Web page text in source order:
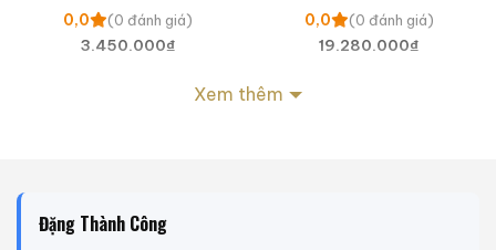
0,0 (0 đánh giá)
3.450.000₫
Hotline
0,0 (0 đánh giá)
19.280.000₫
Xem thêm
Đặng Thành Công